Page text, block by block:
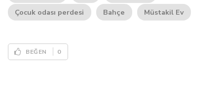
Çocuk odası perdesi
Bahçe Müstakil Ev
BEĞEN 0